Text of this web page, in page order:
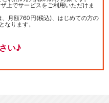
上でサービスをご利用いただけま
月額760円(税込)、はじめての方の
なります。
い♪